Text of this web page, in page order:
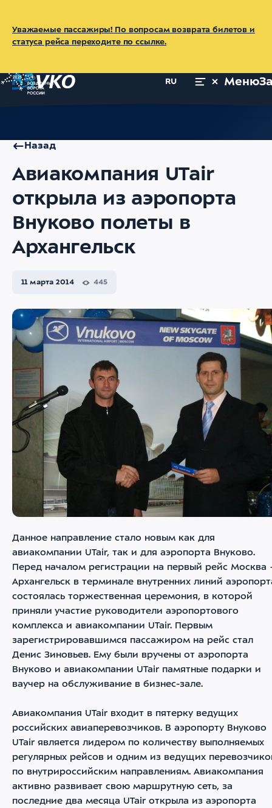
Уважаемые пассажиры! По вопросам возврата билетов и
статуса рейса переходите по ссылке.
RU Меню
Назад
Авиакомпания UTair
открыла из аэропорта
Внуково полеты в
Архангельск
11 марта 2014 445
Данное направление стало новым как для
авиакомпании UTair, так и для аэропорта Внуково.
Перед началом регистрации на первый рейс Москва
Архангельск в терминале внутренних линий
состоялась торжественная церемония, в которой
приняли участие руководители аэропортового
комплекса и авиакомпании UTair. Первым
зарегистрировавшимся пассажиром на рейс стал
Денис Зиновьев. Ему были вручены от аэропорта
Внуково и авиакомпании UTair памятные подарки и
ваучер на обслуживание в бизнес-зале.
Авиакомпания UTair входит в пятерку ведущих
российских авиаперевозчиков. В аэропорту Внуково
UTair является лидером по количеству выполняемых
регулярных рейсов и одним из ведущих
по внутрироссийским направлениям. Авиакомпания
активно развивает свою маршрутную сеть, за
последние два месяца UTair открыла из аэропорта